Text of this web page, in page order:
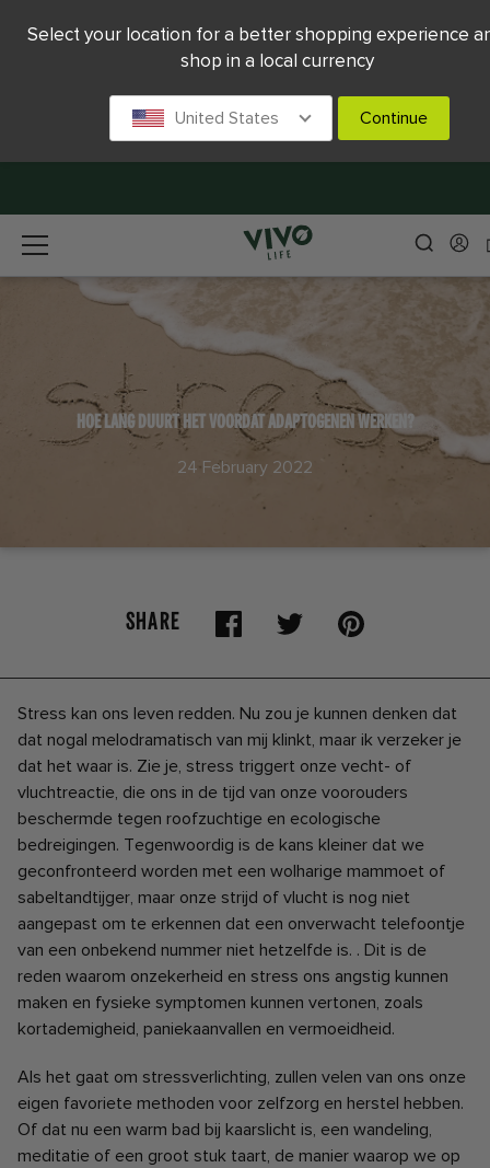
HOE LANG DUURT HET VOORDAT ADAPTOGENEN WERKEN?
24 February 2022
SHARE
Stress kan ons leven redden. Nu zou je kunnen denken dat
dat nogal melodramatisch van mij klinkt, maar ik verzeker je
dat het waar is. Zie je, stress triggert onze vecht- of
vluchtreactie, die ons in de tijd van onze voorouders
beschermde tegen roofzuchtige en ecologische
bedreigingen. Tegenwoordig is de kans kleiner dat we
geconfronteerd worden met een wolharige mammoet of
sabeltandtijger, maar onze strijd of vlucht is nog niet
aangepast om te erkennen dat een onverwacht telefoontje
van een onbekend nummer niet hetzelfde is. . Dit is de
reden waarom onzekerheid en stress ons angstig kunnen
maken en fysieke symptomen kunnen vertonen, zoals
kortademigheid, paniekaanvallen en vermoeidheid.
Als het gaat om stressverlichting, zullen velen van ons onze
eigen favoriete methoden voor zelfzorg en herstel hebben.
Of dat nu een warm bad bij kaarslicht is, een wandeling,
meditatie of een groot stuk taart, de manier waarop we op
Select your location for a better shopping experience
shop in a local currency
United States Continue